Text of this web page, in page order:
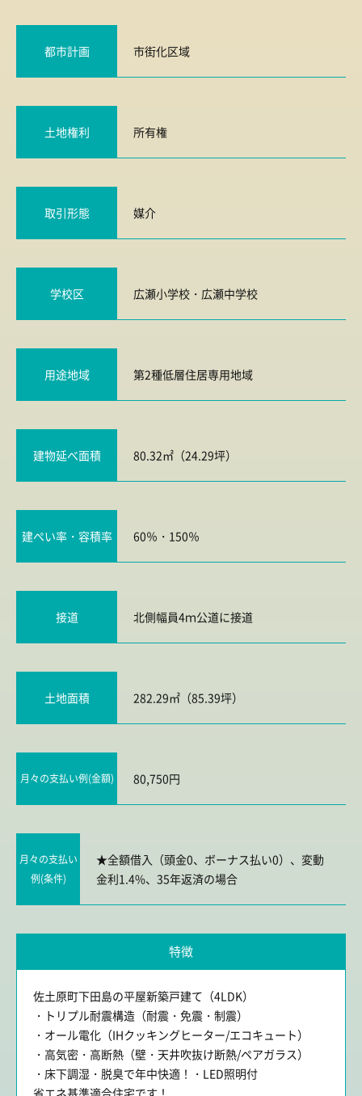
都市計画 市街化区域
土地権利 所有権
取引形態 媒介
学校区 広瀬小学校 ・ 広瀬中学校
用途地域 第2種低層住居専用地域
建物延べ面積 80.32㎡（24.29坪）
建ぺい率・容積率 60％・150％
接道 北側幅員4ｍ公道に接道
土地面積 282.29㎡（85.39坪）
月々の支払い例(金額) 80,750円
月々の支払い
例(条件)
★全額借入（頭金0、ボーナス払い0）、変動
金利1.4%、35年返済の場合
特徴
佐土原町下田島の平屋新築戸建て（4LDK）
・トリプル耐震構造（耐震・免震・制震）
・オール電化（IHクッキングヒーター/エコキュート）
・高気密・高断熱（壁・天井吹抜け断熱/ペアガラス）
・床下調湿・脱臭で年中快適！・LED照明付
省エネ基準適合住宅です！